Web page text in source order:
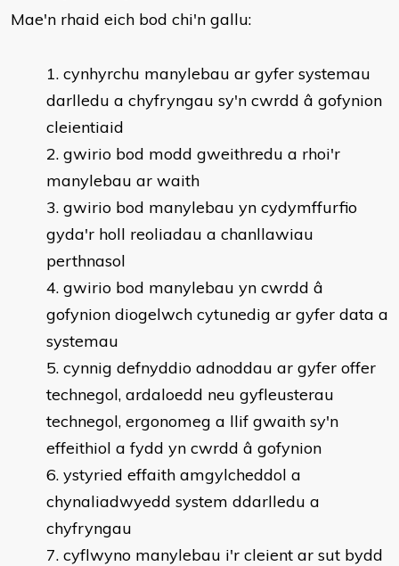
Mae'n rhaid eich bod chi'n gallu:
​cynhyrchu manylebau ar gyfer systemau
darlledu a chyfryngau sy'n cwrdd â gofynion
cleientiaid
gwirio bod modd gweithredu a rhoi'r
manylebau ar waith
gwirio bod manylebau yn cydymffurfio
gyda'r holl reoliadau a chanllawiau
perthnasol
gwirio bod manylebau yn cwrdd â
gofynion diogelwch cytunedig ar gyfer data a
systemau
cynnig defnyddio adnoddau ar gyfer offer
technegol, ardaloedd neu gyfleusterau
technegol, ergonomeg a llif gwaith sy'n
effeithiol a fydd yn cwrdd â gofynion
ystyried effaith amgylcheddol a
chynaliadwyedd system ddarlledu a
chyfryngau
cyflwyno manylebau i'r cleient ar sut bydd